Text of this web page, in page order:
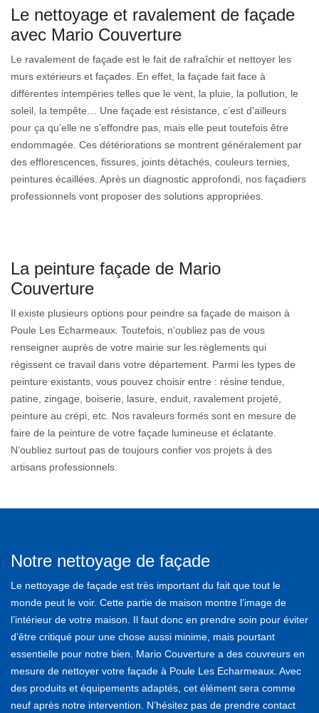
Le nettoyage et ravalement de façade
avec Mario Couverture
Le ravalement de façade est le fait de rafraîchir et nettoyer les
murs extérieurs et façades. En effet, la façade fait face à
différentes intempéries telles que le vent, la pluie, la pollution, le
soleil, la tempête… Une façade est résistance, c’est d’ailleurs
pour ça qu’elle ne s’effondre pas, mais elle peut toutefois être
endommagée. Ces détériorations se montrent généralement par
des efflorescences, fissures, joints détachés, couleurs ternies,
peintures écaillées. Après un diagnostic approfondi, nos façadiers
professionnels vont proposer des solutions appropriées.
La peinture façade de Mario
Couverture
Il existe plusieurs options pour peindre sa façade de maison à
Poule Les Echarmeaux. Toutefois, n’oubliez pas de vous
renseigner auprès de votre mairie sur les règlements qui
régissent ce travail dans votre département. Parmi les types de
peinture existants, vous pouvez choisir entre : résine tendue,
patine, zingage, boiserie, lasure, enduit, ravalement projeté,
peinture au crépi, etc. Nos ravaleurs formés sont en mesure de
faire de la peinture de votre façade lumineuse et éclatante.
N’oubliez surtout pas de toujours confier vos projets à des
artisans professionnels.
Notre nettoyage de façade
Le nettoyage de façade est très important du fait que tout le
monde peut le voir. Cette partie de maison montre l’image de
l’intérieur de votre maison. Il faut donc en prendre soin pour éviter
d’être critiqué pour une chose aussi minime, mais pourtant
essentielle pour notre bien. Mario Couverture a des couvreurs en
mesure de nettoyer votre façade à Poule Les Echarmeaux. Avec
des produits et équipements adaptés, cet élément sera comme
neuf après notre intervention. N’hésitez pas de prendre contact